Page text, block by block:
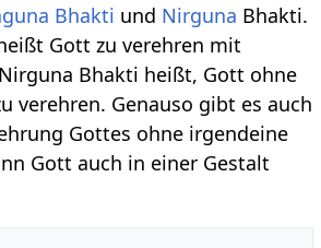
Bhakti und Nirguna Bhakti.
Gott zu verehren mit
Bhakti heißt, Gott ohne
verehren. Genauso gibt es auch
Gottes ohne irgendeine
Gott auch in einer Gestalt